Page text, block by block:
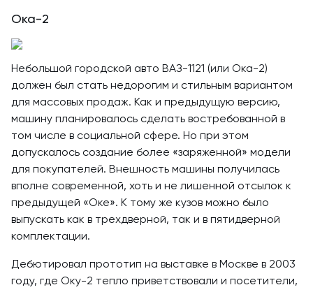
Ока-2
Небольшой городской авто ВАЗ-1121 (или Ока-2)
должен был стать недорогим и стильным вариантом
для массовых продаж. Как и предыдущую версию,
машину планировалось сделать востребованной в
том числе в социальной сфере. Но при этом
допускалось создание более «заряженной» модели
для покупателей. Внешность машины получилась
вполне современной, хоть и не лишенной отсылок к
предыдущей «Оке». К тому же кузов можно было
выпускать как в трехдверной, так и в пятидверной
комплектации.
Дебютировал прототип на выставке в Москве в 2003
году, где Оку-2 тепло приветствовали и посетители,